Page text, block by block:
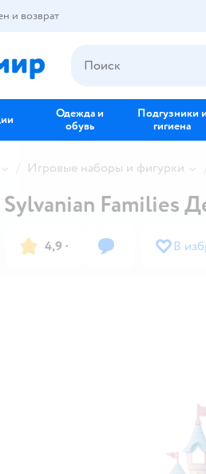
и возврат
Одежда и
обувь
Подгузники и
гигиена
Игровые наборы и фигурки
Families
4,9 · В